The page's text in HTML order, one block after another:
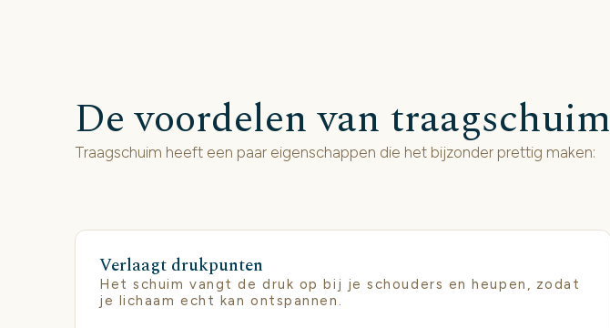
De voordelen van traagschuim
Traagschuim heeft een paar eigenschappen die het bijzonder prettig maken:
Verlaagt drukpunten
Het schuim vangt de druk op bij je schouders en heupen, zodat
je lichaam echt kan ontspannen.